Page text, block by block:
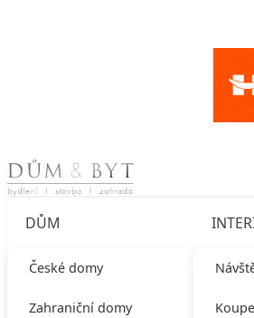
Skip to content
DŮM
České domy
Zahraniční domy